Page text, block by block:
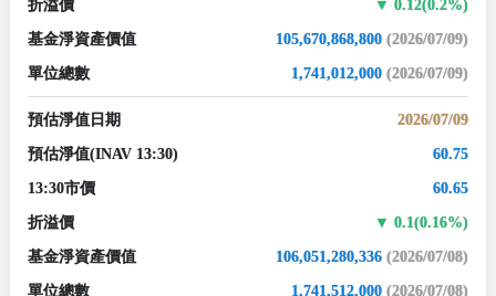
折溢價 0.12(0.2%)
基金淨資產價值 105,670,868,800 (2026/07/09)
單位總數 1,741,012,000 (2026/07/09)
預估淨值日期 2026/07/09
預估淨值(INAV 13:30) 60.75
13:30市價 60.65
折溢價 0.1(0.16%)
基金淨資產價值 106,051,280,336 (2026/07/08)
單位總數 1,741,512,000 (2026/07/08)